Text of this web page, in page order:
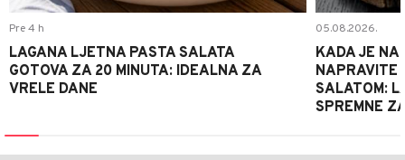
Pre 4 h
LAGANA LJETNA PASTA SALATA
GOTOVA ZA 20 MINUTA: IDEALNA ZA
VRELE DANE
05.08.2026.
KADA JE
NAPRAVITE
SALATOM:
SPREMNE